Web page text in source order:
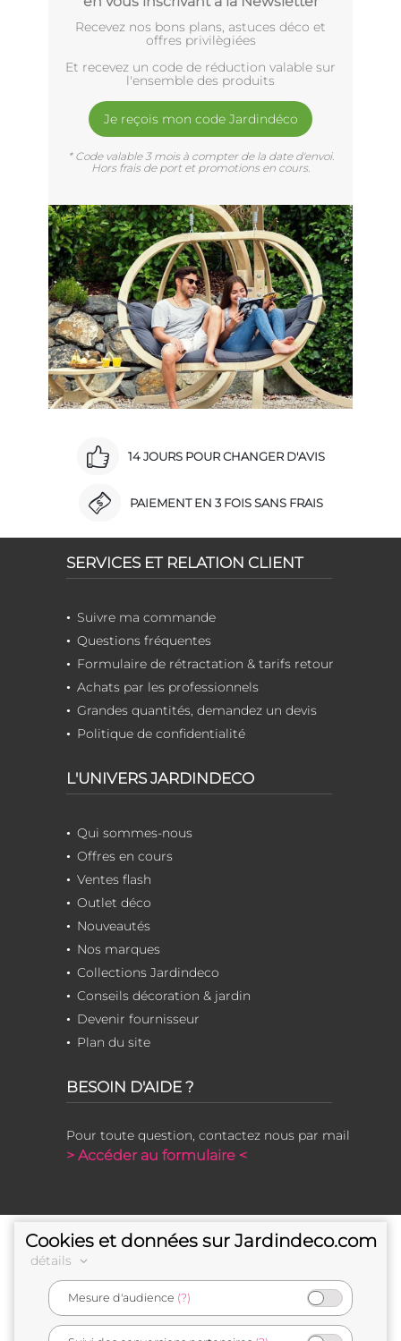
Recevez nos bons plans, astuces déco et
offres privilègiées
Et recevez un code de réduction valable sur
l'ensemble des produits
Je reçois mon code Jardindéco
* Code valable 3 mois à compter de la date d'envoi.
Hors frais de port et promotions en cours.
14 JOURS POUR CHANGER D'AVIS
PAIEMENT EN 3 FOIS SANS FRAIS
SERVICES ET RELATION CLIENT
Suivre ma commande
Questions fréquentes
Formulaire de rétractation & tarifs retour
Achats par les professionnels
Grandes quantités, demandez un devis
Politique de confidentialité
L'UNIVERS JARDINDECO
Qui sommes-nous
Offres en cours
Ventes flash
Outlet déco
Nouveautés
Nos marques
Collections Jardindeco
Conseils décoration & jardin
Devenir fournisseur
Plan du site
BESOIN D'AIDE ?
Pour toute question, contactez nous par mail
> Accéder au formulaire <
e-commerçant français
Cookies et données sur Jardindeco.com
détails
Mesure d'audience (?)